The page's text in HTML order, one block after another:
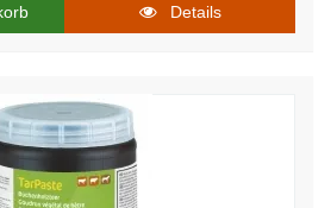
Details